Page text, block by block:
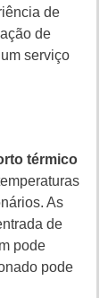
de
de
serviço
térmico
As
de
pode
pode